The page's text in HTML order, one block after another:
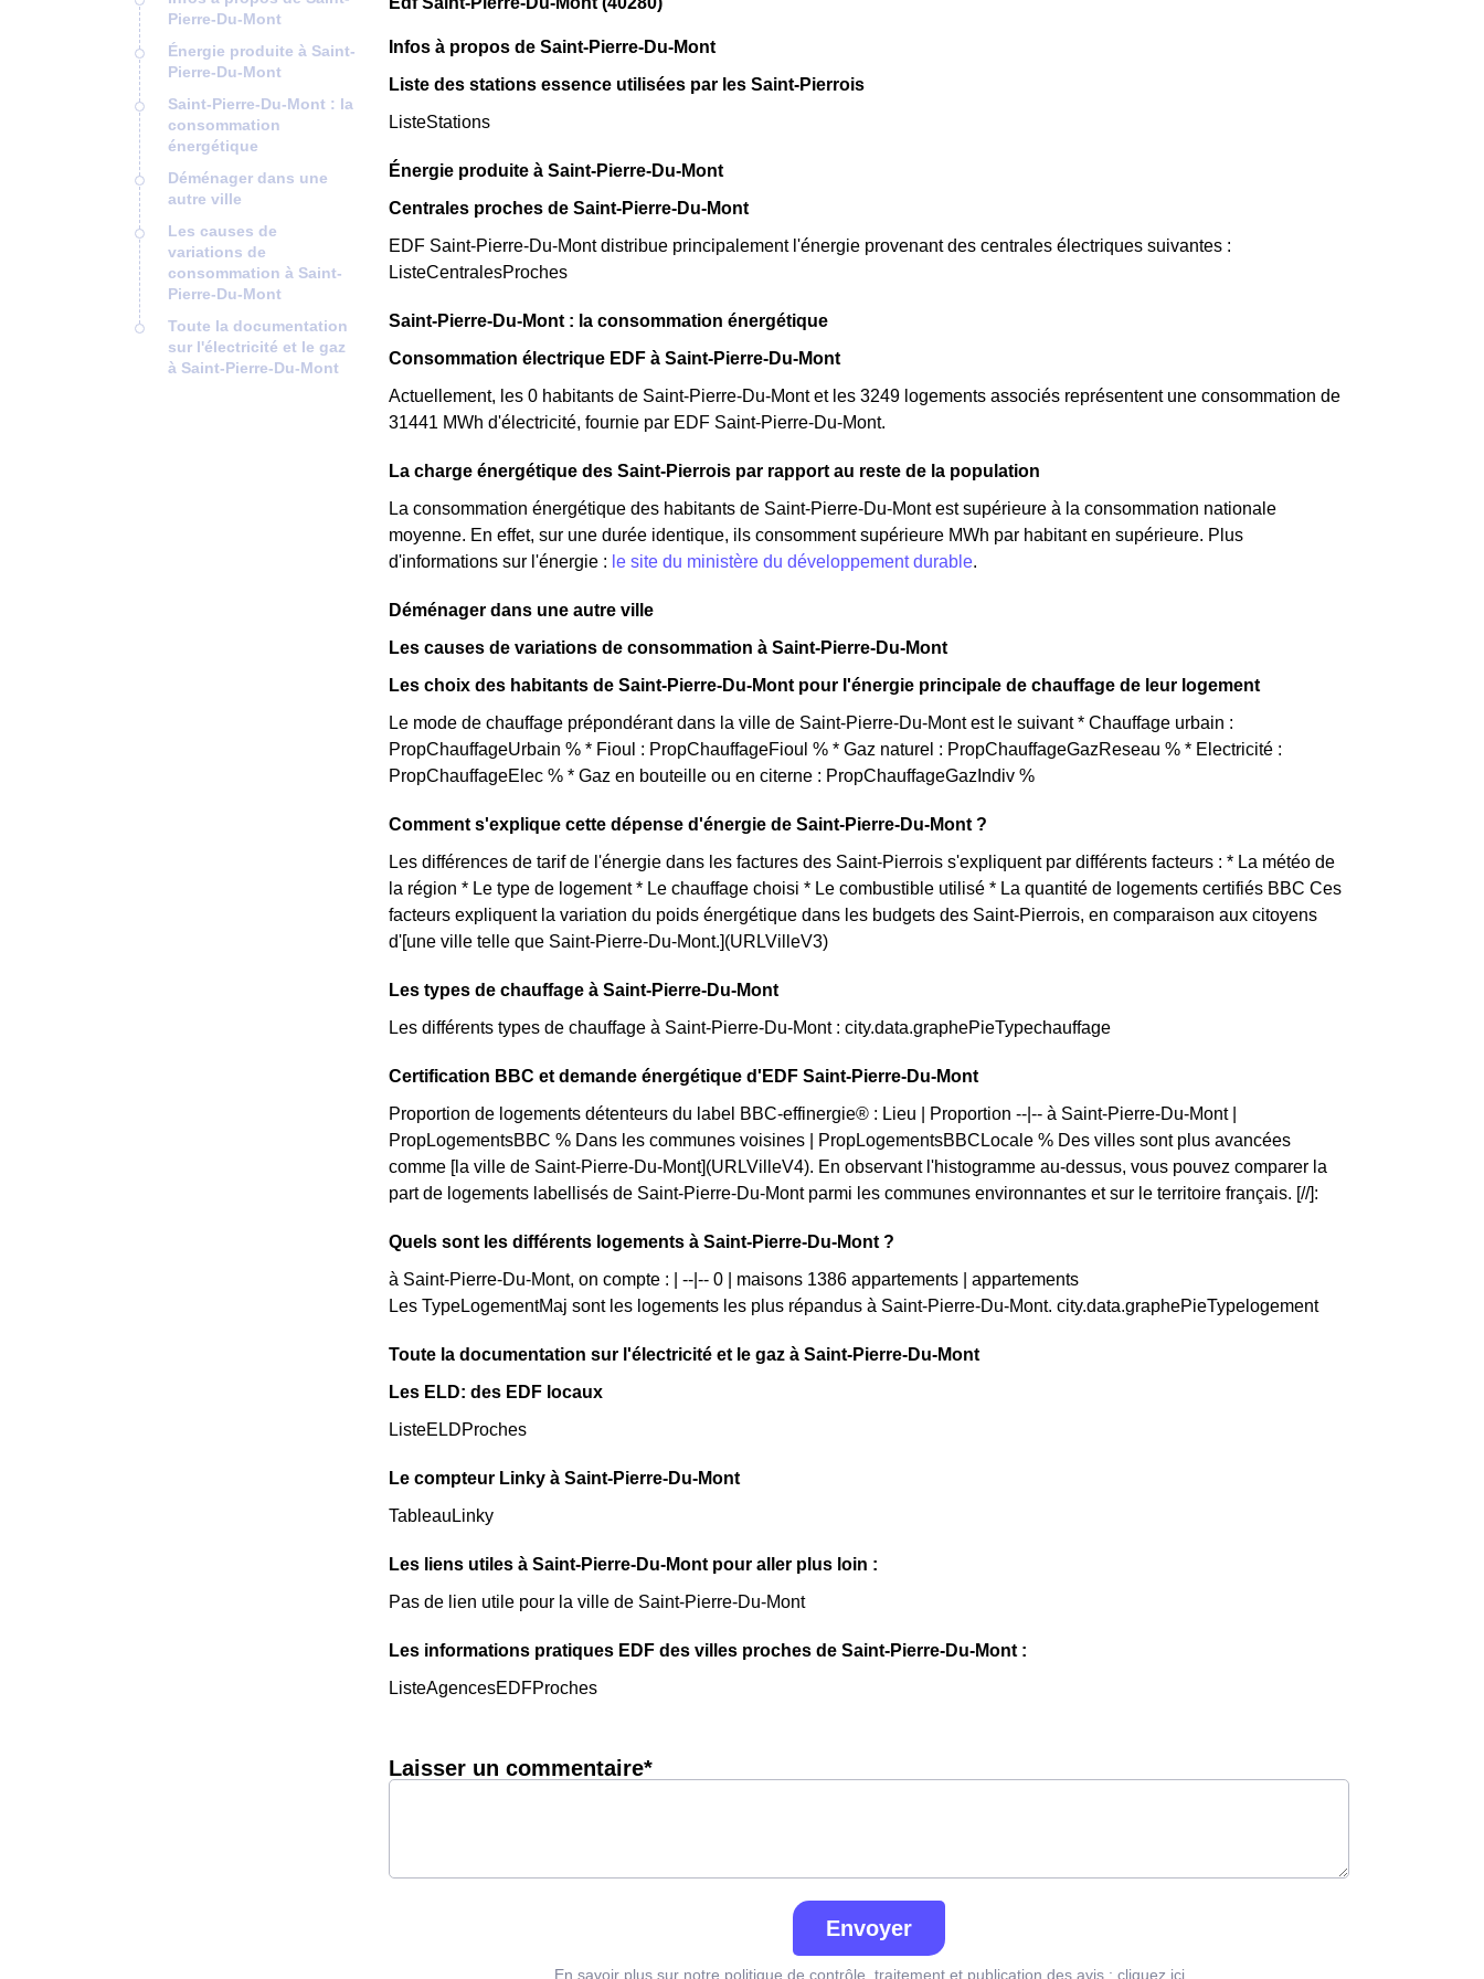
Pierre-Du-Mont
Énergie produite à Saint-
Pierre-Du-Mont
Saint-Pierre-Du-Mont : la
consommation
énergétique
Déménager dans une
autre ville
Les causes de
variations de
consommation à Saint-
Pierre-Du-Mont
Toute la documentation
sur l'électricité et le gaz
à Saint-Pierre-Du-Mont
Infos à propos de Saint-Pierre-Du-Mont
Liste des stations essence utilisées par les Saint-Pierrois
ListeStations
Énergie produite à Saint-Pierre-Du-Mont
Centrales proches de Saint-Pierre-Du-Mont
EDF Saint-Pierre-Du-Mont distribue principalement l'énergie provenant des centrales électriques suivantes :
ListeCentralesProches
Saint-Pierre-Du-Mont : la consommation énergétique
Consommation électrique EDF à Saint-Pierre-Du-Mont
Actuellement, les 0 habitants de Saint-Pierre-Du-Mont et les 3249 logements associés représentent une consommation de
31441 MWh d'électricité, fournie par EDF Saint-Pierre-Du-Mont.
La charge énergétique des Saint-Pierrois par rapport au reste de la population
La consommation énergétique des habitants de Saint-Pierre-Du-Mont est supérieure à la consommation nationale
moyenne. En effet, sur une durée identique, ils consomment supérieure MWh par habitant en supérieure. Plus
d'informations sur l'énergie : le site du ministère du développement durable.
Déménager dans une autre ville
Les causes de variations de consommation à Saint-Pierre-Du-Mont
Les choix des habitants de Saint-Pierre-Du-Mont pour l'énergie principale de chauffage de leur logement
Le mode de chauffage prépondérant dans la ville de Saint-Pierre-Du-Mont est le suivant * Chauffage urbain :
PropChauffageUrbain % * Fioul : PropChauffageFioul % * Gaz naturel : PropChauffageGazReseau % * Electricité :
PropChauffageElec % * Gaz en bouteille ou en citerne : PropChauffageGazIndiv %
Comment s'explique cette dépense d'énergie de Saint-Pierre-Du-Mont ?
Les différences de tarif de l'énergie dans les factures des Saint-Pierrois s'expliquent par différents facteurs : * La météo de
la région * Le type de logement * Le chauffage choisi * Le combustible utilisé * La quantité de logements certifiés BBC Ces
facteurs expliquent la variation du poids énergétique dans les budgets des Saint-Pierrois, en comparaison aux citoyens
d'[une ville telle que Saint-Pierre-Du-Mont.](URLVilleV3)
Les types de chauffage à Saint-Pierre-Du-Mont
Les différents types de chauffage à Saint-Pierre-Du-Mont : city.data.graphePieTypechauffage
Certification BBC et demande énergétique d'EDF Saint-Pierre-Du-Mont
Proportion de logements détenteurs du label BBC-effinergie® : Lieu | Proportion --|-- à Saint-Pierre-Du-Mont |
PropLogementsBBC % Dans les communes voisines | PropLogementsBBCLocale % Des villes sont plus avancées
comme [la ville de Saint-Pierre-Du-Mont](URLVilleV4). En observant l'histogramme au-dessus, vous pouvez comparer la
part de logements labellisés de Saint-Pierre-Du-Mont parmi les communes environnantes et sur le territoire français. [//]:
Quels sont les différents logements à Saint-Pierre-Du-Mont ?
à Saint-Pierre-Du-Mont, on compte : | --|-- 0 | maisons 1386 appartements | appartements
Les TypeLogementMaj sont les logements les plus répandus à Saint-Pierre-Du-Mont. city.data.graphePieTypelogement
Toute la documentation sur l'électricité et le gaz à Saint-Pierre-Du-Mont
Les ELD: des EDF locaux
ListeELDProches
Le compteur Linky à Saint-Pierre-Du-Mont
TableauLinky
Les liens utiles à Saint-Pierre-Du-Mont pour aller plus loin :
Pas de lien utile pour la ville de Saint-Pierre-Du-Mont
Les informations pratiques EDF des villes proches de Saint-Pierre-Du-Mont :
ListeAgencesEDFProches
Laisser un commentaire*
Envoyer
En savoir plus sur notre politique de contrôle, traitement et publication des avis : cliquez ici